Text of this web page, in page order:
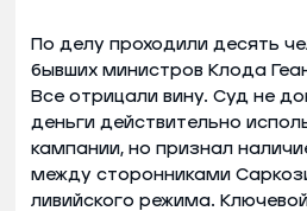
По делу проходили десять
бывших министров Клода
Все отрицали вину. Суд не
деньги действительно
кампании, но признал
между сторонниками
ливийского режима.